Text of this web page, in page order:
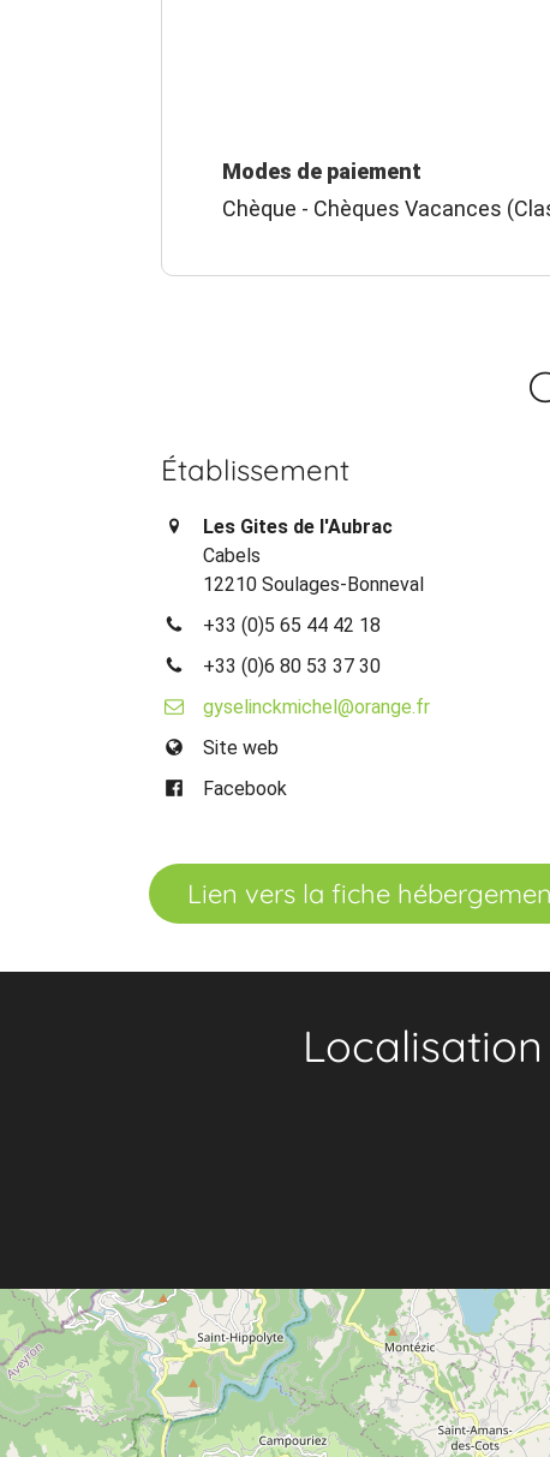
Modes de paiement
Chèque - Chèques Vacances
Établissement
Les Gites de l'Aubrac
Cabels
12210 Soulages-Bonneval
+33 (0)5 65 44 42 18
+33 (0)6 80 53 37 30
gyselinckmichel@orange.fr
Site web
Facebook
Lien vers la fiche
Localisation